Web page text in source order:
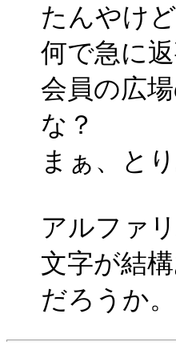
たんやけど
何で急に
会員の広
な？
まぁ、と
アルファ
文字が結
だろうか。